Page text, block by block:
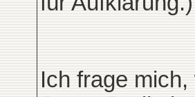
Ich frage